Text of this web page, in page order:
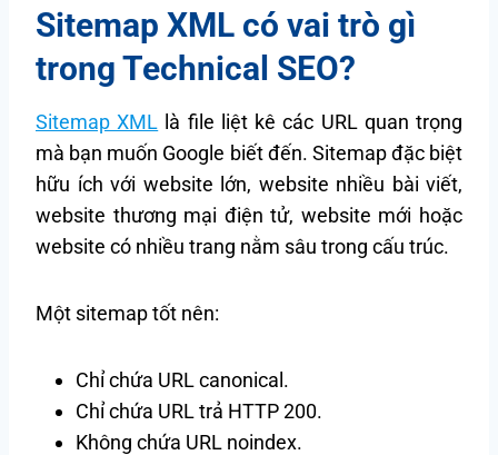
Sitemap XML có vai trò gì
trong Technical SEO?
Sitemap XML là file liệt kê các URL quan trọng
mà bạn muốn Google biết đến. Sitemap đặc biệt
hữu ích với website lớn, website nhiều bài viết,
website thương mại điện tử, website mới hoặc
website có nhiều trang nằm sâu trong cấu trúc.
Một sitemap tốt nên:
Chỉ chứa URL canonical.
Chỉ chứa URL trả HTTP 200.
Không chứa URL noindex.